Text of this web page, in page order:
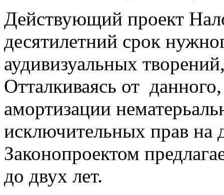
Действующий проект
десятилетний срок
аудивизуальных
Отталкиваясь от
амортизации
исключительных прав
Законопроектом
до двух лет.